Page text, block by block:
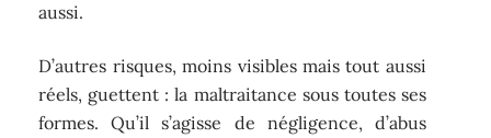
aussi.
D’autres risques, moins visibles mais tout aussi
réels, guettent : la maltraitance sous toutes ses
formes. Qu’il s’agisse de négligence, d’abus